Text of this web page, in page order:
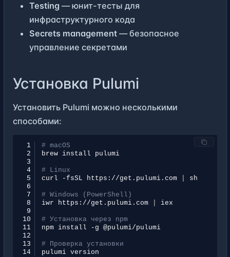
Testing — юнит-тесты для
инфраструктурного кода
Secrets management — безопасное
управление секретами
Установка Pulumi
Установить Pulumi можно несколькими
способами:
1
# macOS
2
brew install
pulumi
3
4
# Linux
5
curl -fsSL https://get.pulumi.com
6
7
# Windows (PowerShell)
8
iwr https://get.pulumi.com
9
10
# Установка через npm
11
npm install -g
@pulumi/pulumi
12
13
# Проверка установки
14
pulumi